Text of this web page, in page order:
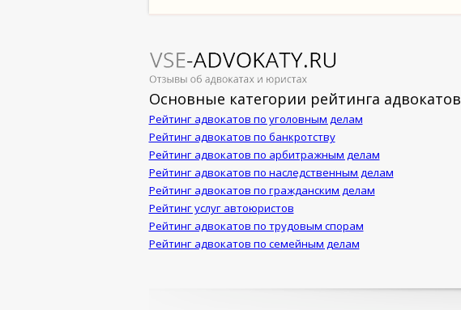
Основные категории рейтинга адвокатов
Рейтинг адвокатов по уголовным делам
Рейтинг адвокатов по банкротству
Рейтинг адвокатов по арбитражным делам
Рейтинг адвокатов по наследственным делам
Рейтинг адвокатов по гражданским делам
Рейтинг услуг автоюристов
Рейтинг адвокатов по трудовым спорам
Рейтинг адвокатов по семейным делам